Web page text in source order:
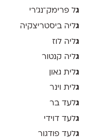
גל פרימק־נג׳רי
גליה ביסטריצקיה
גליה לוז
גליה קנטור
גלית גאון
גלית וינר
גלעד בר
גלעד דוידי
גלעד פודגור